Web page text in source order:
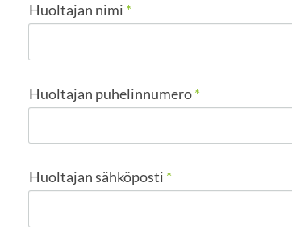
Huoltajan nimi *
Huoltajan puhelinnumero*
Huoltajan sähköposti *